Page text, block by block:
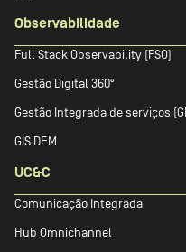
Observabilidade
Full Stack Observability (FSO)
Gestão Digital 360º
Gestão Integrada de serviços
GIS DEM
UC&C
Comunicação Integrada
Hub Omnichannel